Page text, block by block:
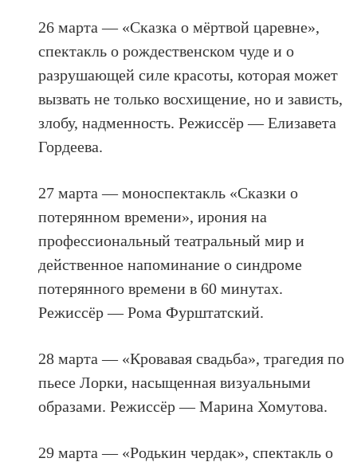
26 марта — «Сказка о мёртвой царевне»,
спектакль о рождественском чуде и о
разрушающей силе красоты, которая может
вызвать не только восхищение, но и зависть,
злобу, надменность. Режиссёр — Елизавета
Гордеева.
27 марта — моноспектакль «Сказки о
потерянном времени», ирония на
профессиональный театральный мир и
действенное напоминание о синдроме
потерянного времени в 60 минутах.
Режиссёр — Рома Фурштатский.
28 марта — «Кровавая свадьба», трагедия по
пьесе Лорки, насыщенная визуальными
образами. Режиссёр — Марина Хомутова.
29 марта — «Родькин чердак», спектакль о